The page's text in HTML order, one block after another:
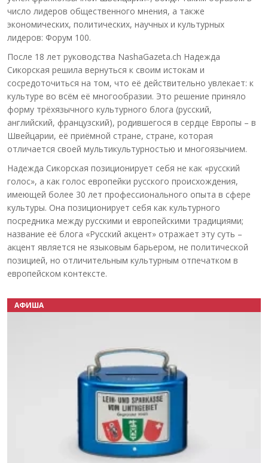
число лидеров общественного мнения, а также
экономических, политических, научных и культурных
лидеров: Форум 100.
После 18 лет руководства NashaGazeta.ch Надежда
Сикорская решила вернуться к своим истокам и
сосредоточиться на том, что её действительно увлекает: к
культуре во всём её многообразии. Это решение приняло
форму трёхязычного культурного блога (русский,
английский, французский), родившегося в сердце Европы – в
Швейцарии, её приёмной стране, стране, которая
отличается своей мультикультурностью и многоязычием.
Надежда Сикорская позиционирует себя не как «русский
голос», а как голос европейки русского происхождения,
имеющей более 30 лет профессионального опыта в сфере
культуры. Она позиционирует себя как культурного
посредника между русскими и европейскими традициями;
название её блога «Русский акцент» отражает эту суть –
акцент является не языковым барьером, не политической
позицией, но отличительным культурным отпечатком в
европейском контексте.
АФИША